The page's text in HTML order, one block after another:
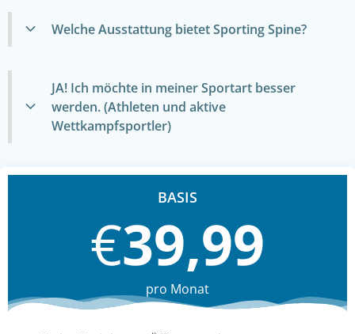
Welche Ausstattung bietet Sporting Spine?
JA! Ich möchte in meiner Sportart besser
werden. (Athleten und aktive
Wettkampfsportler)
BASIS
€39,99
pro Monat